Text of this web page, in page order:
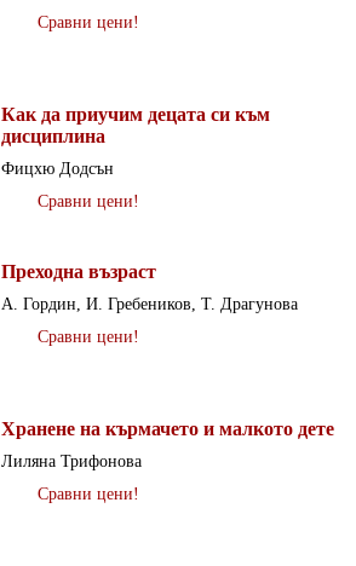
Сравни цени!
Как да приучим децата си към
дисциплина
Фицхю Додсън
Сравни цени!
Преходна възраст
А. Гордин, И. Гребеников, Т. Драгунова
Сравни цени!
Хранене на кърмачето и малкото дете
Лиляна Трифонова
Сравни цени!